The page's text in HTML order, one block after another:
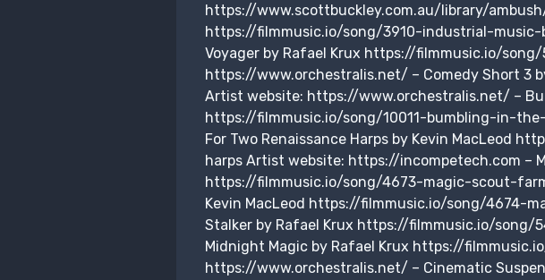
https://www.scottbuckley.com.au/library/
https://filmmusic.io/song/3910-industrial-music-
Voyager by Rafael Krux https://filmmusic.io/
https://www.orchestralis.net/ – Comedy Short 3
Artist website: https://www.orchestralis.net/ –
https://filmmusic.io/song/10011-bumbling-in-
For Two Renaissance Harps by Kevin MacLeod
harps Artist website: https://incompetech.com –
https://filmmusic.io/song/4673-magic-scout-
Kevin MacLeod https://filmmusic.io/song/4674-
Stalker by Rafael Krux https://filmmusic.io/
Midnight Magic by Rafael Krux https://
https://www.orchestralis.net/ – Cinematic